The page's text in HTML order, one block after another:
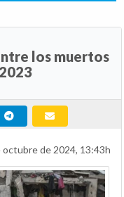
los muertos
octubre de 2024, 13:43h